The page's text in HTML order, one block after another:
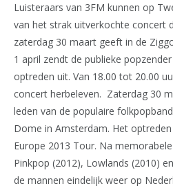
Luisteraars van 3FM kunnen op
van het strak uitverkochte concert
zaterdag 30 maart geeft in de
1 april zendt de publieke
optreden uit. Van 18.00 tot 20.00
concert herbeleven. Zaterdag 30
leden van de populaire
Dome in Amsterdam. Het
Europe 2013 Tour. Na
Pinkpop (2012), Lowlands (2010)
de mannen eindelijk weer op